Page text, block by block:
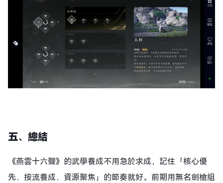
五、總結
《燕雲十六聲》的武學養成不用急於求成，記住「核心優
先、按流養成、資源聚焦」的節奏就好。前期用無名劍槍組